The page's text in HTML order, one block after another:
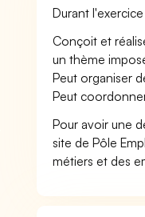
Durant
Conçoit et
un thème
Peut organiser
Peut
Pour avoir une
site de Pôle
métiers et des